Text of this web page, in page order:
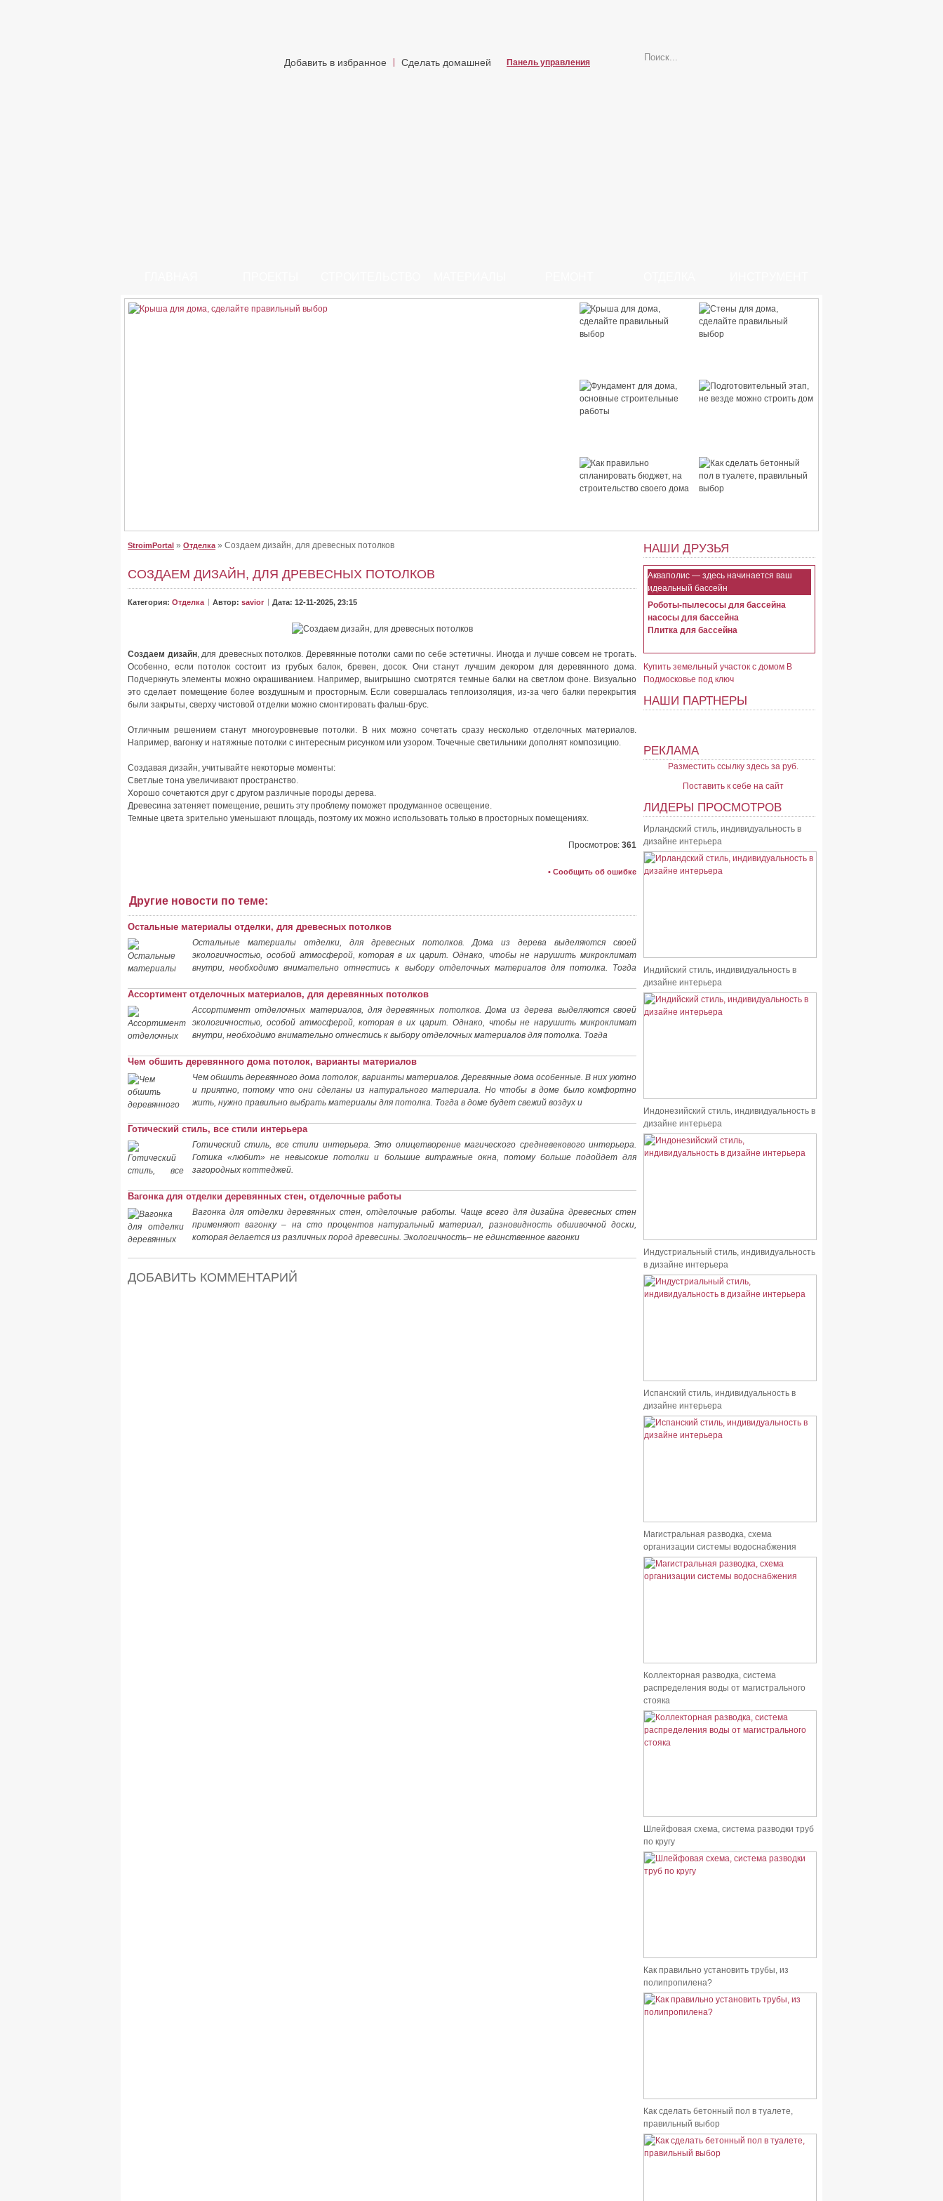
Добавить в избранное Сделать домашней Панель управления
строительство своего
выбор
StroimPortal » Отделка» Создаем дизайн, для древесных потолков
СОЗДАЕМ ДИЗАЙН, ДЛЯ ДРЕВЕСНЫХ ПОТОЛКОВ
Категория: Отделка Автор: savior Дата: 12-11-2025, 23:15
Создаем дизайн, для древесных потолков. Деревянные потолки сами по себе эстетичны. Иногда и лучше совсем не трогать.
Особенно, если потолок состоит из грубых балок, бревен, досок. Они станут лучшим декором для деревянного дома.
Подчеркнуть элементы можно окрашиванием. Например, выигрышно смотрятся темные балки на светлом фоне. Визуально
это сделает помещение более воздушным и просторным. Если совершалась теплоизоляция, из-за чего балки перекрытия
были закрыты, сверху чистовой отделки можно смонтировать фальш-брус.
Отличным решением станут многоуровневые потолки. В них можно сочетать сразу несколько отделочных материалов.
Например, вагонку и натяжные потолки с интересным рисунком или узором. Точечные светильники дополнят композицию.
Создавая дизайн, учитывайте некоторые моменты:
Светлые тона увеличивают пространство.
Хорошо сочетаются друг с другом различные породы дерева.
Древесина затеняет помещение, решить эту проблему поможет продуманное освещение.
Темные цвета зрительно уменьшают площадь, поэтому их можно использовать только в просторных помещениях.
Просмотров: 361
• Сообщить об ошибке
Другие новости по теме:
Остальные материалы отделки, для древесных потолков
Остальные материалы отделки, для древесных потолков. Дома из дерева выделяются своей
экологичностью, особой атмосферой, которая в их царит. Однако, чтобы не нарушить микроклимат
внутри, необходимо внимательно отнестись к выбору отделочных материалов для потолка. Тогда
Ассортимент отделочных материалов, для деревянных потолков
Ассортимент отделочных материалов, для деревянных потолков. Дома из дерева выделяются своей
экологичностью, особой атмосферой, которая в их царит. Однако, чтобы не нарушить микроклимат
внутри, необходимо внимательно отнестись к выбору отделочных материалов для потолка. Тогда
Чем обшить деревянного дома потолок, варианты материалов
Чем обшить деревянного дома потолок, варианты материалов. Деревянные дома особенные. В них уютно
и приятно, потому что они сделаны из натурального материала. Но чтобы в доме было комфортно
жить, нужно правильно выбрать материалы для потолка. Тогда в доме будет свежий воздух и
Готический стиль, все стили интерьера
Готический стиль, все стили интерьера. Это олицетворение магического средневекового интерьера.
Готика «любит» не невысокие потолки и большие витражные окна, потому больше подойдет для
загородных коттеджей.
Вагонка для отделки деревянных стен, отделочные работы
Вагонка для отделки деревянных стен, отделочные работы. Чаще всего для дизайна древесных стен
применяют вагонку – на сто процентов натуральный материал, разновидность обшивочной доски,
которая делается из различных пород древесины. Экологичность– не единственное вагонки
ДОБАВИТЬ КОММЕНТАРИЙ
НАШИ ДРУЗЬЯ
Акваполис — здесь начинается ваш
идеальный бассейн
Роботы-пылесосы для бассейна
насосы для бассейна
Плитка для бассейна
Купить земельный участок с домом В
Подмосковье под ключ
НАШИ ПАРТНЕРЫ
РЕКЛАМА
Разместить ссылку здесь за руб.
Поставить к себе на сайт
ЛИДЕРЫ ПРОСМОТРОВ
Ирландский стиль, индивидуальность в
дизайне интерьера
Индийский стиль, индивидуальность в
дизайне интерьера
Индонезийский стиль, индивидуальность в
дизайне интерьера
Индустриальный стиль, индивидуальность
в дизайне интерьера
Испанский стиль, индивидуальность в
дизайне интерьера
Магистральная разводка, схема
организации системы водоснабжения
Коллекторная разводка, система
распределения воды от магистрального
стояка
Шлейфовая схема, система разводки труб
по кругу
Как правильно установить трубы, из
полипропилена?
Как сделать бетонный пол в туалете,
правильный выбор